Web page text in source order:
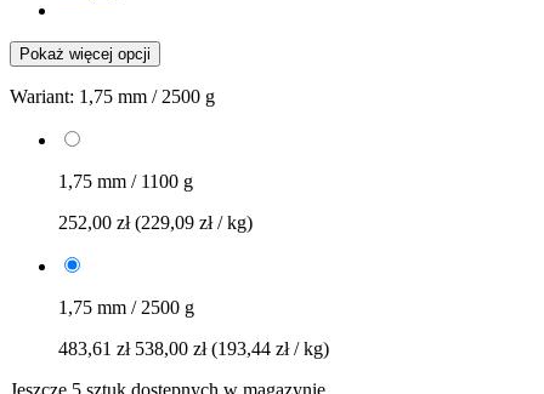
Pokaż więcej opcji
Wariant: 1,75 mm / 2500 g
1,75 mm / 1100 g
252,00 zł(229,09 zł / kg)
1,75 mm / 2500 g
483,61 zł 538,00 zł (193,44 zł / kg)
Jeszcze 5 sztuk dostępnych w magazynie